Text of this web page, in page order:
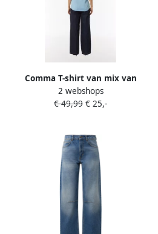
Comma T-shirt van mix van
viscose en elastaan met v-
hals
2 webshops
€ 49,99 € 25,-